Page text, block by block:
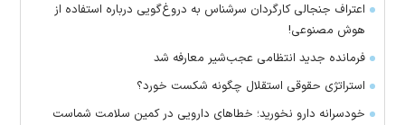
اعتراف جنجالی کارگردان سرشناس به دروغ‌گویی درباره استفاده از
هوش مصنوعی!
فرمانده جدید انتظامی عجب‌شیر معارفه شد
استراتژی حقوقی استقلال چگونه شکست خورد؟
خودسرانه دارو نخورید؛ خطا‌های دارویی در کمین سلامت شماست